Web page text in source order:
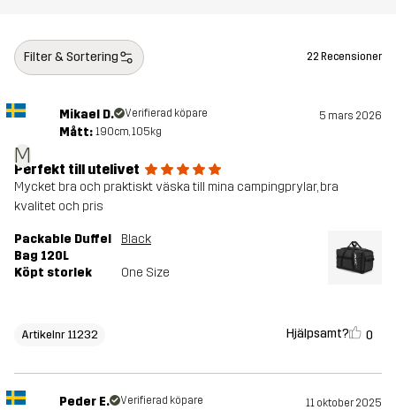
Filter & Sortering 22 Recensioner
M
Mikael D. Verifierad köpare 5 mars 2026
Mått: 190cm, 105kg
Perfekt till utelivet
Mycket bra och praktiskt väska till mina campingprylar, bra
kvalitet och pris
Packable Duffel
Bag 120L
Black
Köpt storlek One Size
Artikelnr 11232 Hjälpsamt? 0
Peder E. Verifierad köpare 11 oktober 2025